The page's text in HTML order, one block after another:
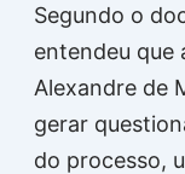
Segundo o
entendeu que
Alexandre de
gerar
do processo,